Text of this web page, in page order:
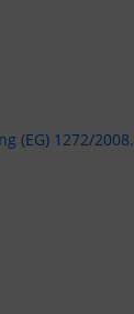
(EG) 1272/2008.